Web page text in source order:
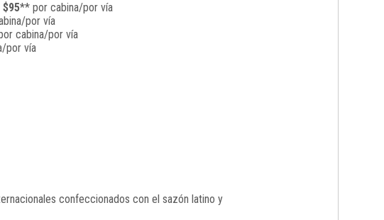
$95** por cabina/por vía
por vía
cabina/por vía
por vía
confeccionados con el sazón latino y